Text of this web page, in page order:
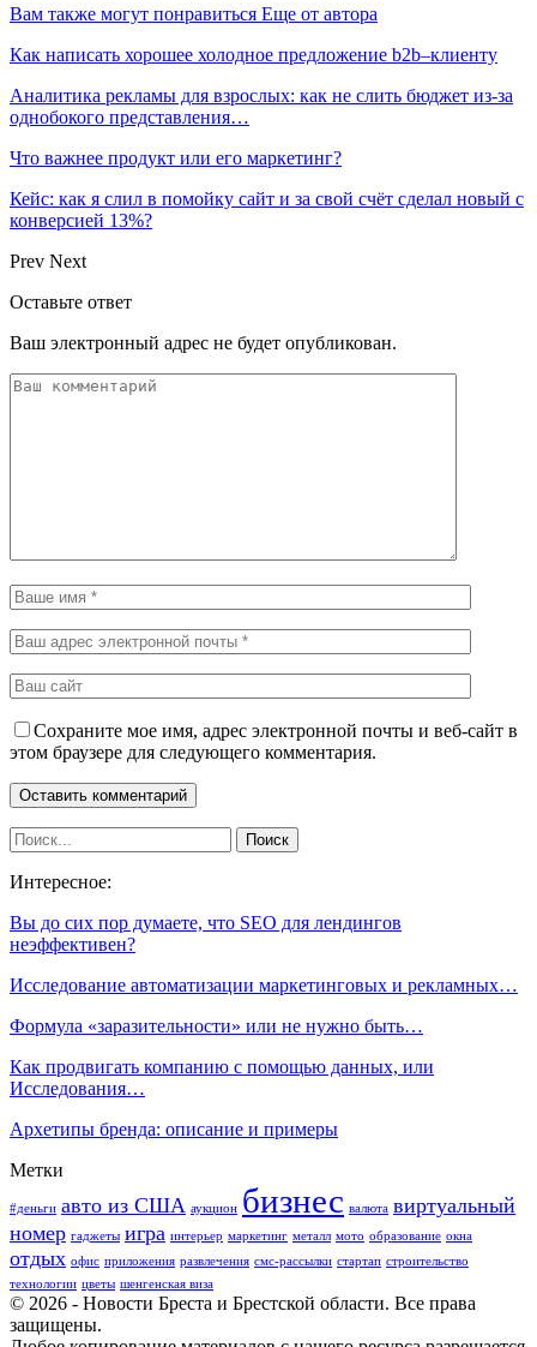
Вам также могут понравиться Еще от автора
Как написать хорошее холодное предложение b2b–клиенту
Аналитика рекламы для взрослых: как не слить бюджет из-за
однобокого представления…
Что важнее продукт или его маркетинг?
Кейс: как я слил в помойку сайт и за свой счёт сделал новый с
конверсией 13%?
Prev Next
Оставьте ответ
Ваш электронный адрес не будет опубликован.
Сохраните мое имя, адрес электронной почты и веб-сайт в
этом браузере для следующего комментария.
Интересное:
Вы до сих пор думаете, что SEO для лендингов
неэффективен?
Исследование автоматизации маркетинговых и рекламных…
Формула «заразительности» или не нужно быть…
Как продвигать компанию с помощью данных, или
Исследования…
Архетипы бренда: описание и примеры
Метки
#деньги авто из США аукцион бизнес валюта виртуальный
номер гаджеты игра интерьер маркетинг металл мото образование окна
отдых офис приложения развлечения смс-рассылки стартап строительство
технологии цветы шенгенская виза
© 2026 - Новости Бреста и Брестской области. Все права
защищены.